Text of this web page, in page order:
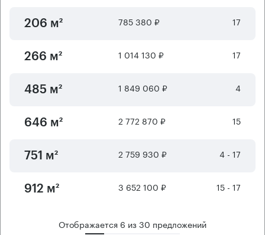
206 м² 785 380 ₽ 17
266 м² 1 014 130 ₽ 17
485 м² 1 849 060 ₽ 4
646 м² 2 772 870 ₽ 15
751 м² 2 759 930 ₽ 4 - 17
912 м² 3 652 100 ₽ 15 - 17
Отображается 6 из30 предложений